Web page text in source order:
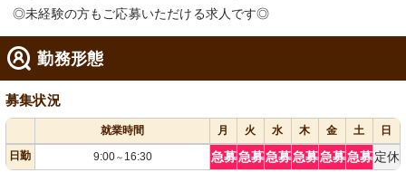
◎未経験の方もご応募いただける求人です◎
勤務形態
募集状況
就業時間 月 火 水 木 金 土
日
日勤
9:00～ 16:30 急募急募急募急募急募急募 定休